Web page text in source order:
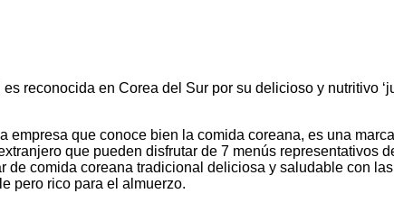
es reconocida en Corea del Sur por su delicioso y nutritivo
empresa que conoce bien la comida coreana, es una
que pueden disfrutar de 7 menús representativos
de comida coreana tradicional deliciosa y saludable con
pero rico para el almuerzo.